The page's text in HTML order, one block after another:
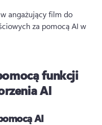
angażujący film do
za pomocą AI w
funkcji
AI
AI